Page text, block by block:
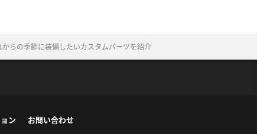
らの季節に装備したいカスタムパーツを紹介
ン お問い合わせ